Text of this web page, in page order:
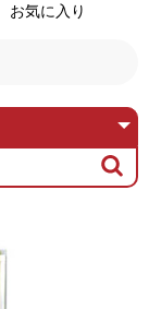
お気に入り